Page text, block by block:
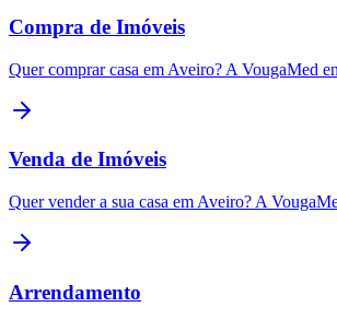
Compra de Imóveis
Quer comprar casa em Aveiro? A VougaMed
Venda de Imóveis
Quer vender a sua casa em Aveiro? A
Arrendamento